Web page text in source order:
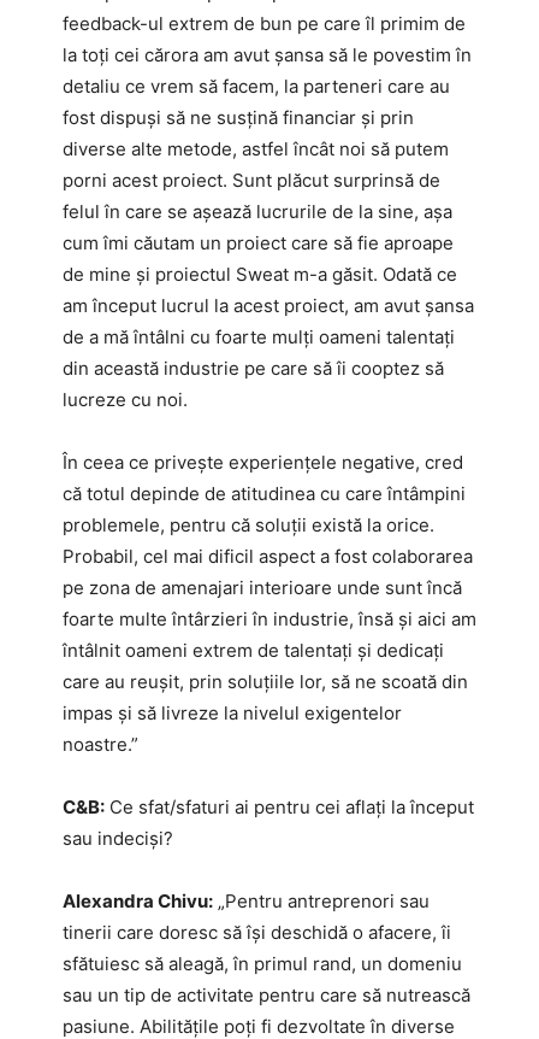
feedback-ul extrem de bun pe care îl primim de
la toți cei cărora am avut șansa să le povestim în
detaliu ce vrem să facem, la parteneri care au
fost dispuși să ne susțină financiar și prin
diverse alte metode, astfel încât noi să putem
porni acest proiect. Sunt plăcut surprinsă de
felul în care se așează lucrurile de la sine, așa
cum îmi căutam un proiect care să fie aproape
de mine și proiectul Sweat m-a găsit. Odată ce
am început lucrul la acest proiect, am avut șansa
de a mă întâlni cu foarte mulți oameni talentați
din această industrie pe care să îi cooptez să
lucreze cu noi.
În ceea ce privește experiențele negative, cred
că totul depinde de atitudinea cu care întâmpini
problemele, pentru că soluții există la orice.
Probabil, cel mai dificil aspect a fost colaborarea
pe zona de amenajari interioare unde sunt încă
foarte multe întârzieri în industrie, însă și aici am
întâlnit oameni extrem de talentați și dedicați
care au reușit, prin soluțiile lor, să ne scoată din
impas și să livreze la nivelul exigentelor
noastre.”
C&B: Ce sfat/sfaturi ai pentru cei aflați la început
sau indeciși?
Alexandra Chivu: „Pentru antreprenori sau
tinerii care doresc să își deschidă o afacere, îi
sfătuiesc să aleagă, în primul rand, un domeniu
sau un tip de activitate pentru care să nutrească
pasiune. Abilitățile poți fi dezvoltate în diverse